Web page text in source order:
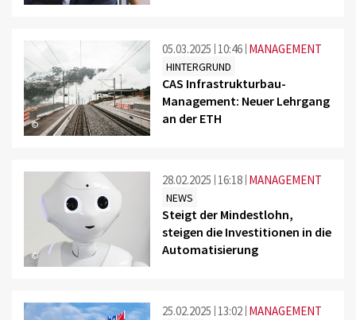
©
05.03.2025 10:46 MANAGEMENT
HINTERGRUND
CAS Infrastrukturbau-
Management: Neuer Lehrgang
an der ETH
©
28.02.2025 16:18 MANAGEMENT
NEWS
Steigt der Mindestlohn,
steigen die Investitionen in die
Automatisierung
25.02.2025 13:02 MANAGEMENT